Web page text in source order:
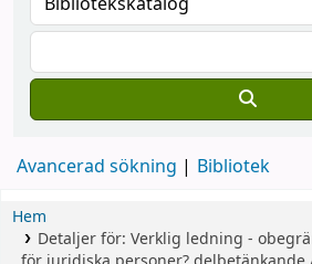
Avancerad sökning Bibliotek
Hem
Detaljer för: Verklig ledning -